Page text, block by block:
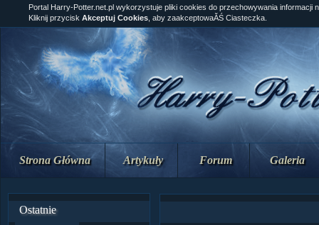
Strona Główna Artykuły Forum Galeria
Ostatnie
Portal Harry-Potter.net.pl wykorzystuje pliki cookies do przechowywania informacji
Kliknij przycisk Akceptuj Cookies , aby zaakceptowaĂŚ Ciasteczka.